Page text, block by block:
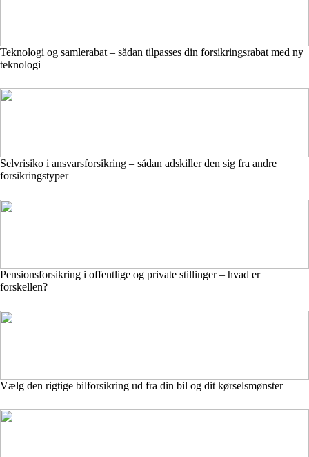
Teknologi og samlerabat – sådan tilpasses din forsikringsrabat med ny
teknologi
Selvrisiko i ansvarsforsikring – sådan adskiller den sig fra andre
forsikringstyper
Pensionsforsikring i offentlige og private stillinger – hvad er
forskellen?
Vælg den rigtige bilforsikring ud fra din bil og dit kørselsmønster